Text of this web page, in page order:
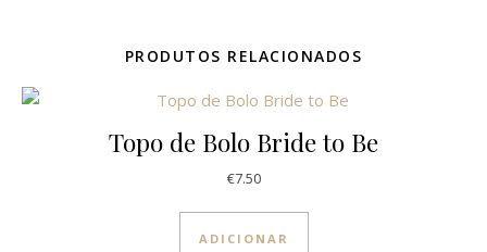
PRODUTOS RELACIONADOS
Topo de Bolo Bride to Be
€7.50
ADICIONAR